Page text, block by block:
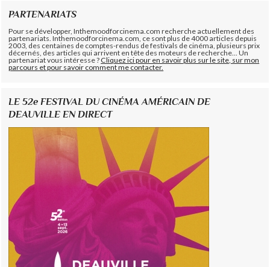
PARTENARIATS
Pour se développer, Inthemoodforcinema.com recherche actuellement des
partenariats. Inthemoodforcinema.com, ce sont plus de 4000 articles depuis
2003, des centaines de comptes-rendus de festivals de cinéma, plusieurs prix
décernés, des articles qui arrivent en tête des moteurs de recherche... Un
partenariat vous intéresse ?Cliquez ici pour en savoir plus sur le site, sur mon
parcours et pour savoir comment me contacter.
LE 52e FESTIVAL DU CINÉMA AMÉRICAIN DE
DEAUVILLE EN DIRECT